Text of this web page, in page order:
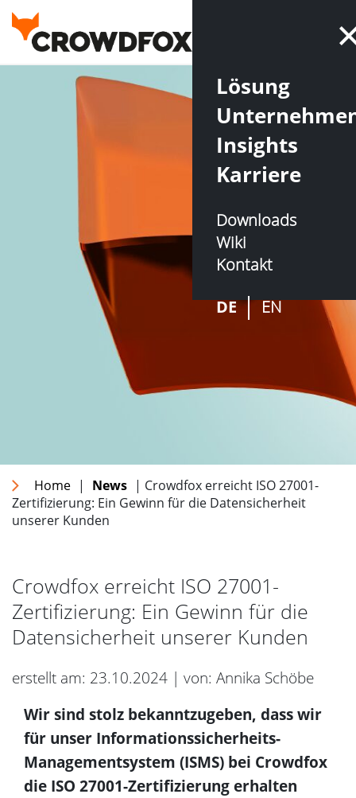
Lösung
Insights
Karriere
Downloads
Wiki
Kontakt
DE
EN
Home | News | Crowdfox erreicht ISO 27001-
Zertifizierung: Ein Gewinn für die Datensicherheit
unserer Kunden
Crowdfox erreicht ISO 27001-
Zertifizierung: Ein Gewinn für die
Datensicherheit unserer Kunden
erstellt am: 23.10.2024 | von: Annika Schöbe
Wir sind stolz bekanntzugeben, dass wir
für unser Informationssicherheits-
Managementsystem (ISMS) bei Crowdfox
die ISO 27001-Zertifizierung erhalten